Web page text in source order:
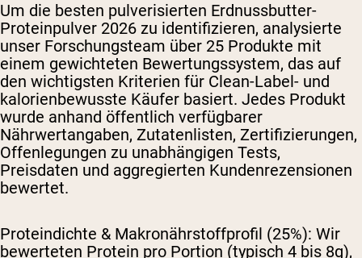
Um die besten pulverisierten Erdnussbutter-
Proteinpulver 2026 zu identifizieren, analysierte
unser Forschungsteam über 25 Produkte mit
einem gewichteten Bewertungssystem, das auf
den wichtigsten Kriterien für Clean-Label- und
kalorienbewusste Käufer basiert. Jedes Produkt
wurde anhand öffentlich verfügbarer
Nährwertangaben, Zutatenlisten, Zertifizierungen,
Offenlegungen zu unabhängigen Tests,
Preisdaten und aggregierten Kundenrezensionen
bewertet.
Proteindichte & Makronährstoffprofil (25%): Wir
bewerteten Protein pro Portion (typisch 4 bis 8g),